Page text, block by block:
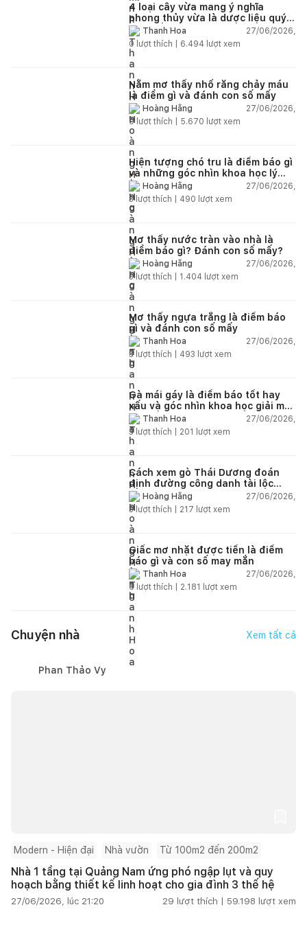
4 loại cây vừa mang ý nghĩa
phong thủy vừa là dược liệu quý
nên trồng trong nhà
Thanh Hoa
27/06/2026,
0 lượt thích | 6.494 lượt xem
Nằm mơ thấy nhổ răng chảy máu
là điềm gì và đánh con số mấy
Hoàng Hằng
27/06/2026,
0lượt thích | 5.670 lượt xem
Hiện tượng chó tru là điềm báo gì
và những góc nhìn khoa học lý
giảiHoàng Hằng
27/06/2026,
3lượt thích | 490 lượt xem
Mơ thấy nước tràn vào nhà là
điềm báo gì? Đánh con số mấy?
Hoàng Hằng
27/06/2026,
3lượt thích | 1.404 lượt xem
Mơ thấy ngựa trắng là điềm báo
gì và đánh con số mấy
Thanh Hoa
27/06/2026,
3lượt thích | 493 lượt xem
Gà mái gáy là điềm báo tốt hay
xấu và góc nhìn khoa học giải mã
chi tiết
Thanh Hoa
27/06/2026,
3lượt thích | 201 lượt xem
Cách xem gò Thái Dương đoán
định đường công danh tài lộc
theo nhân tướng học
Hoàng Hằng
27/06/2026,
3lượt thích | 217 lượt xem
Giấc mơ nhặt được tiền là điềm
báo gì và con số may mắn
Thanh Hoa
27/06/2026,
6 lượt thích | 2.181 lượt xem
Chuyện nhà Xem tất cả
Phan Thảo Vy
Modern - Hiện đại Nhà vườn Từ 100m2 đến 200m2
Nhà 1 tầng tại Quảng Nam ứng phó ngập lụt và quy
hoạch bằng thiết kế linh hoạt cho gia đình 3 thế hệ
27/06/2026, lúc 21:20 29 lượt thích | 59.198 lượt xem